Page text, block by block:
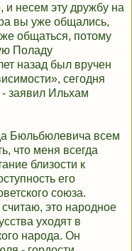
и несем эту дружбу на
вы уже общались,
общаться, потому
Поладу
назад был вручен
сегодня
заявил Ильхам
Бюльбюлевича всем
что меня всегда
близости к
его
союза.
это народное
уходят в
народа. Он